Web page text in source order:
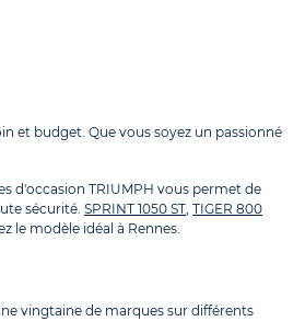
et budget. Que vous soyez un passionné
d'occasion TRIUMPH vous permet de
sécurité. SPRINT 1050 ST, TIGER 800
le modèle idéal à Rennes.
vingtaine de marques sur différents